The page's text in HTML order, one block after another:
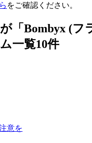
をご確認ください。
「Bombyx (フ
一覧10件
意を